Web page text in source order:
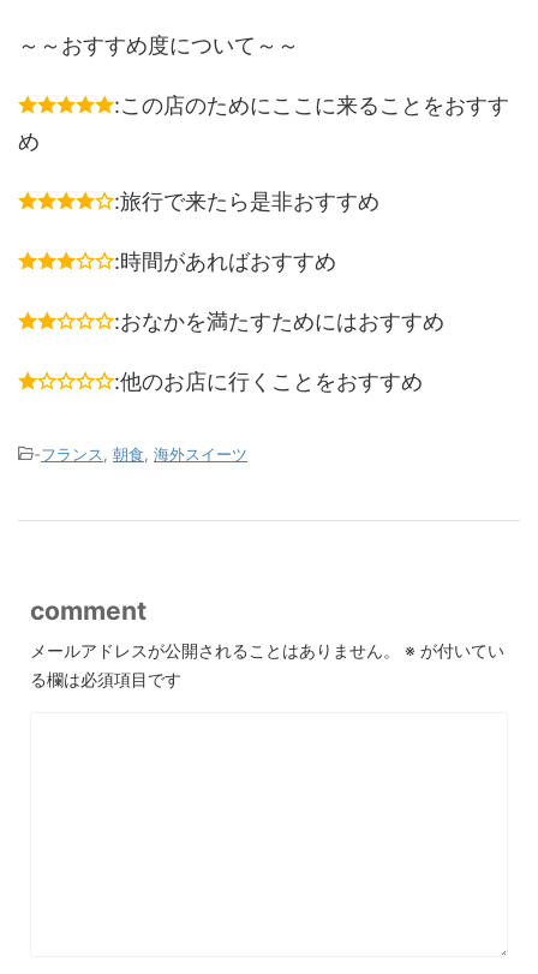
～～おすすめ度について～～
:この店のためにここに来ることをおすす
め
:旅行で来たら是非おすすめ
:時間があればおすすめ
:おなかを満たすためにはおすすめ
:他のお店に行くことをおすすめ
-フランス, 朝食, 海外スイーツ
comment
メールアドレスが公開されることはありません。 ※ が付いてい
る欄は必須項目です